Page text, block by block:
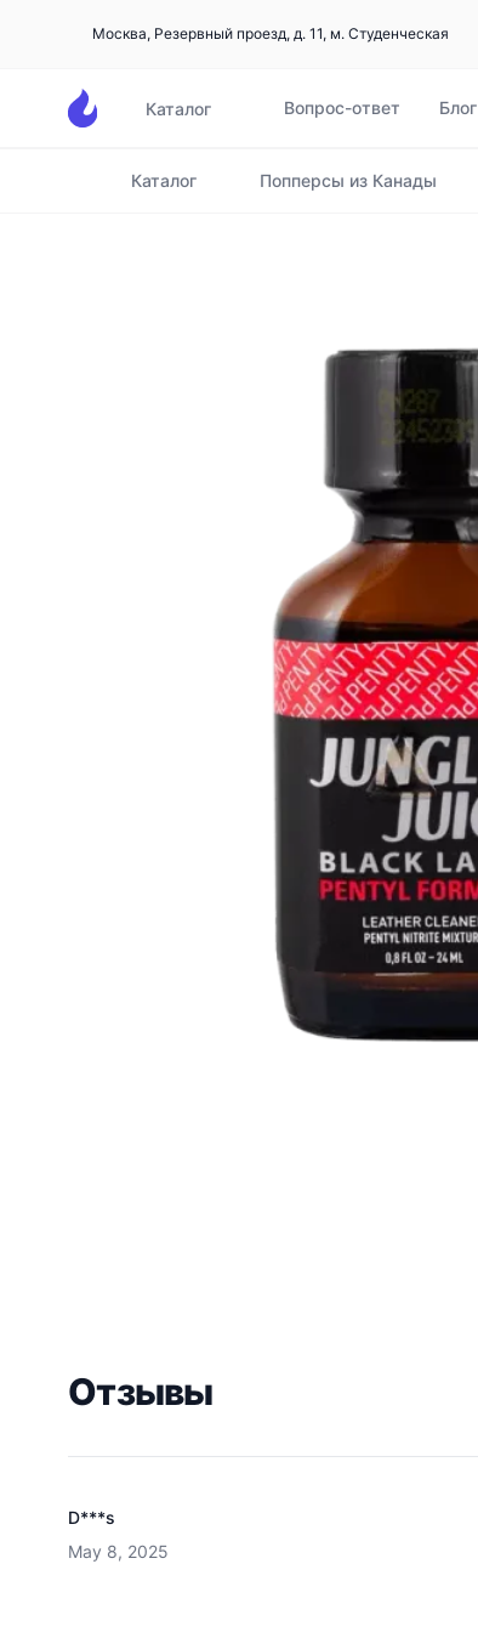
Москва, Резервный проезд, д. 11, м. Студенческая
Каталог Вопрос-ответ Блог
Главная
Каталог Попперсы из Канады
Отзывы
D***s
May 8, 2025